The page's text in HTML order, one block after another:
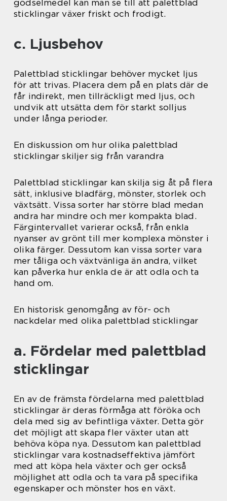
gödselmedel kan man se till att palettblad
sticklingar växer friskt och frodigt.
c. Ljusbehov
Palettblad sticklingar behöver mycket ljus
för att trivas. Placera dem på en plats där de
får indirekt, men tillräckligt med ljus, och
undvik att utsätta dem för starkt solljus
under långa perioder.
En diskussion om hur olika palettblad
sticklingar skiljer sig från varandra
Palettblad sticklingar kan skilja sig åt på flera
sätt, inklusive bladfärg, mönster, storlek och
växtsätt. Vissa sorter har större blad medan
andra har mindre och mer kompakta blad.
Färgintervallet varierar också, från enkla
nyanser av grönt till mer komplexa mönster i
olika färger. Dessutom kan vissa sorter vara
mer tåliga och växtvänliga än andra, vilket
kan påverka hur enkla de är att odla och ta
hand om.
En historisk genomgång av för- och
nackdelar med olika palettblad sticklingar
a. Fördelar med palettblad
sticklingar
En av de främsta fördelarna med palettblad
sticklingar är deras förmåga att föröka och
dela med sig av befintliga växter. Detta gör
det möjligt att skapa fler växter utan att
behöva köpa nya. Dessutom kan palettblad
sticklingar vara kostnadseffektiva jämfört
med att köpa hela växter och ger också
möjlighet att odla och ta vara på specifika
egenskaper och mönster hos en växt.